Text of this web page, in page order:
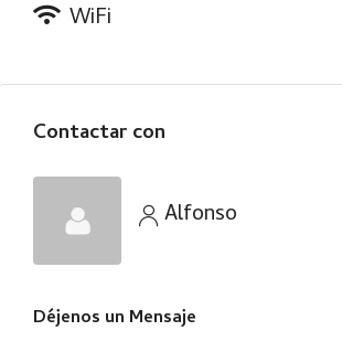
WiFi
Contactar con
Alfonso
Déjenos un Mensaje